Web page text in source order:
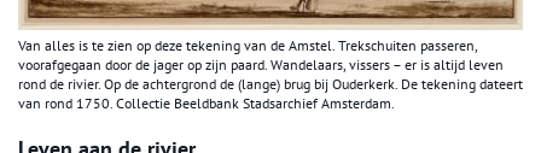
Van alles is te zien op deze tekening van de Amstel. Trekschuiten passeren,
voorafgegaan door de jager op zijn paard. Wandelaars, vissers – er is altijd leven
rond de rivier. Op de achtergrond de (lange) brug bij Ouderkerk. De tekening dateert
van rond 1750. Collectie Beeldbank Stadsarchief Amsterdam.